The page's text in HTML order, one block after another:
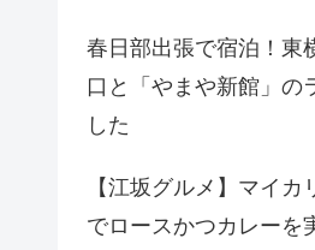
春日部出張で宿泊！東
口と「やまや新館」の
した
【江坂グルメ】マイ
でロースかつカレーを